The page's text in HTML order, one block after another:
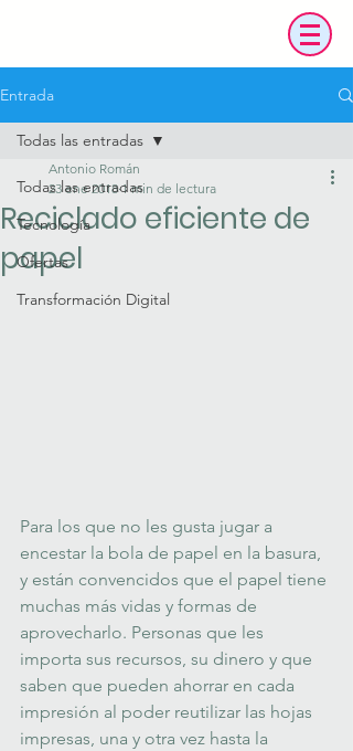
Entrada
Todas las entradas
Tecnología
Ofertas
Transformación Digital
Todas las entradas
Reciclado eficiente de
papel
Antonio Román
23 ene 2018 1 min de lectura
Para los que no les gusta jugar a
encestar la bola de papel en la basura,
y están convencidos que el papel tiene
muchas más vidas y formas de
aprovecharlo. Personas que les
importa sus recursos, su dinero y que
saben que pueden ahorrar en cada
impresión al poder reutilizar las hojas
impresas, una y otra vez hasta la